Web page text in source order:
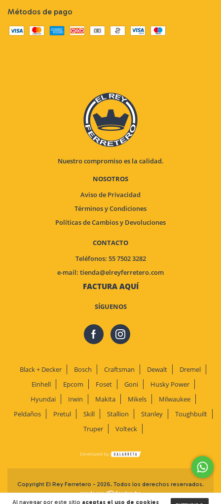
Al navegar por este sitio aceptas el uso de cookies
Métodos de pago
Nuestro compromiso es la calidad.
NOSOTROS
Aviso de Privacidad
Términos y Condiciones
Políticas de Cambios y Devoluciones
CONTACTO
Teléfonos: 55 7502 3282
e-mail: tienda@elreyferretero.com
FACTURA AQUÍ
SÍGUENOS
Black + Decker Bosch Craftsman Dewalt
Dremel
Einhell
Epcom Foset Goni
Husky Power
Hyundai
Irwin Makita Mikels
Milwaukee
Peldaños
Pretul Skill Stallion Stanley
Toughbuilt
Truper
Volteck
Copyright El Rey Ferretero - 2026. Todos los derechos reservados.